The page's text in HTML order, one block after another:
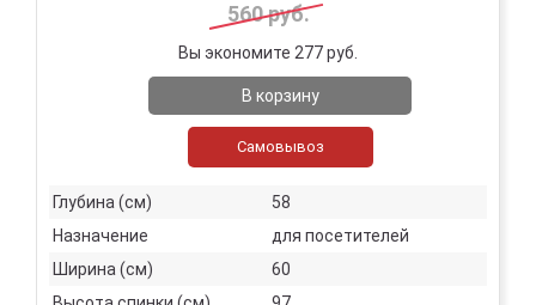
560 руб.
Вы экономите 277 руб.
В корзину
Самовывоз
Глубина (см)
58
Назначение
для посетителей
Ширина (см)
60